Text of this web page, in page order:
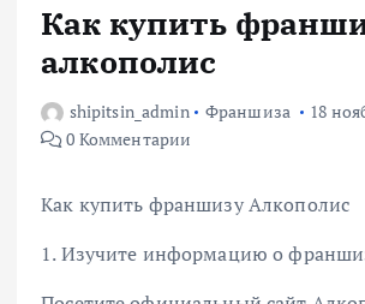
Как купить
алкополис
shipitsin_admin Франшиза
18
0 Комментарии
Как купить франшизу Алкополис
1. Изучите информацию о